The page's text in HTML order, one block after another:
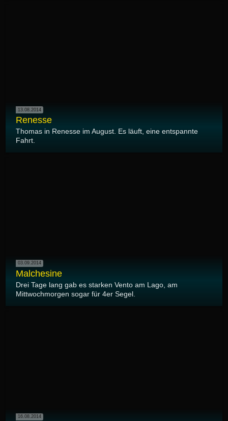
13.08.2014
Renesse
Thomas in Renesse im August. Es läuft, eine entspannte
Fahrt.
03.09.2014
Malchesine
Drei Tage lang gab es starken Vento am Lago, am
Mittwochmorgen sogar für 4er Segel.
16.08.2014